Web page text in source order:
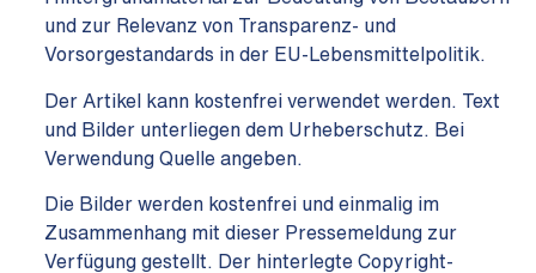
und zur Relevanz von Transparenz- und
Vorsorgestandards in der EU-Lebensmittelpolitik.
Der Artikel kann kostenfrei verwendet werden. Text
und Bilder unterliegen dem Urheberschutz. Bei
Verwendung Quelle angeben.
Die Bilder werden kostenfrei und einmalig im
Zusammenhang mit dieser Pressemeldung zur
Verfügung gestellt. Der hinterlegte Copyright-